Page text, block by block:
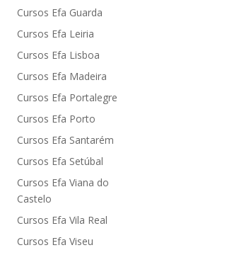
Cursos Efa Guarda
Cursos Efa Leiria
Cursos Efa Lisboa
Cursos Efa Madeira
Cursos Efa Portalegre
Cursos Efa Porto
Cursos Efa Santarém
Cursos Efa Setúbal
Cursos Efa Viana do
Castelo
Cursos Efa Vila Real
Cursos Efa Viseu